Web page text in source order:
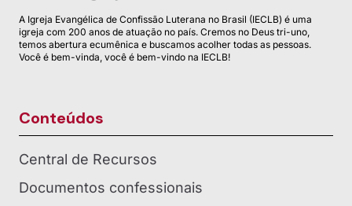
A Igreja Evangélica de Confissão Luterana no Brasil (IECLB) é uma
igreja com 200 anos de atuação no país. Cremos no Deus tri-uno,
temos abertura ecumênica e buscamos acolher todas as pessoas.
Você é bem-vinda, você é bem-vindo na IECLB!
Conteúdos
Central de Recursos
Documentos confessionais